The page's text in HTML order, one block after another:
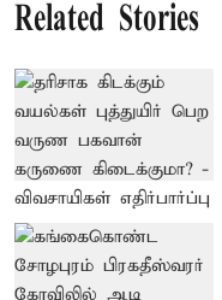
Related Stories